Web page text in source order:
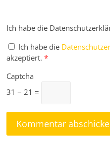
Ich habe die
Ich habe die
akzeptiert. *
Captcha
31 − 21 =